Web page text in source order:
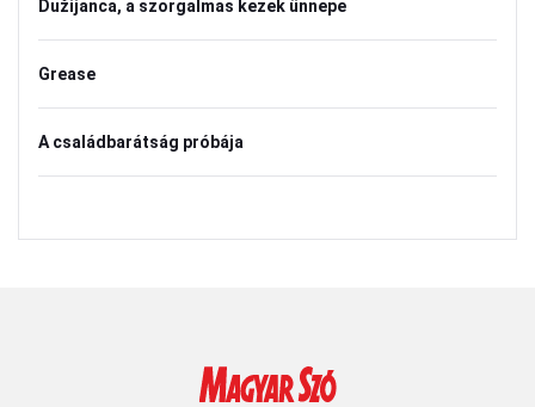
Dužijanca, a szorgalmas kezek ünnepe
Grease
A családbarátság próbája